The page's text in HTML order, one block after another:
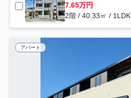
7.65万円
2階 / 40.33㎡ / 1LDK
アパート